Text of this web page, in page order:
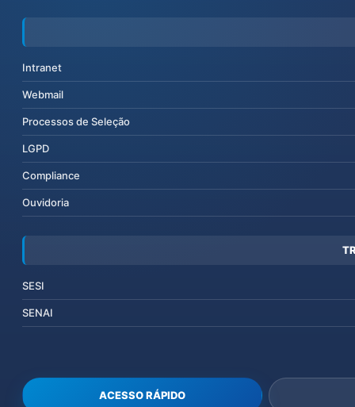
Intranet
Webmail
Processos de Seleção
LGPD
Compliance
Ouvidoria
SESI
SENAI
ACESSO RÁPIDO